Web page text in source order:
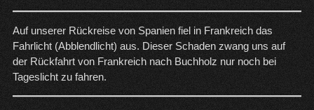
Auf unserer Rückreise von Spanien fiel in Frankreich das
Fahrlicht (Abblendlicht) aus. Dieser Schaden zwang uns auf
der Rückfahrt von Frankreich nach Buchholz nur noch bei
Tageslicht zu fahren.